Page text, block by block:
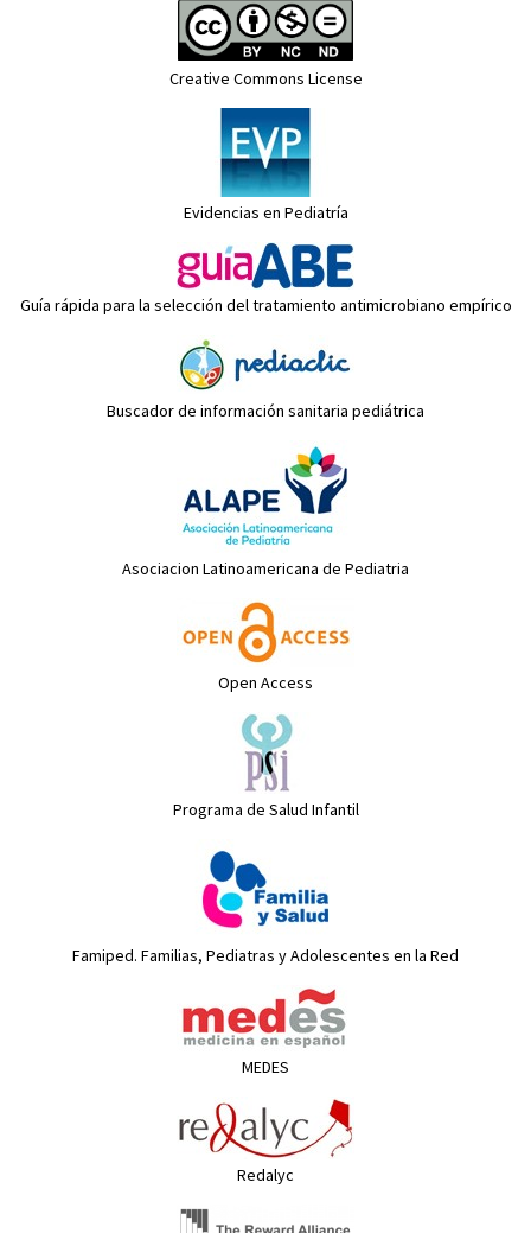
Creative Commons License
Evidencias en Pediatría
Guía rápida para la selección del tratamiento antimicrobiano empírico
Buscador de información sanitaria pediátrica
Asociacion Latinoamericana de Pediatria
Open Access
Programa de Salud Infantil
Famiped. Familias, Pediatras y Adolescentes en la Red
MEDES
Redalyc